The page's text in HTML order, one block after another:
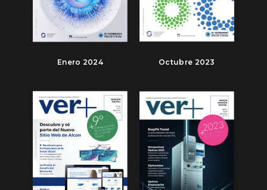
Enero 2024 Octubre 2023